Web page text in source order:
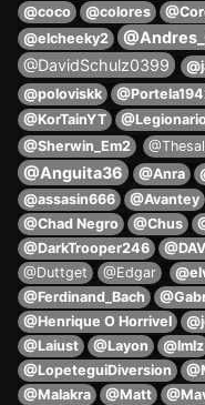
@coco
@colores
@elcheeky2
@DavidSchulz0399
@poloviskk
@KorTainYT
@Sherwin_Em2
@Anguita36
@Anra
@assasin666
@Avantey
@Chad Negro @Chus
@DarkTrooper246
@Duttget
@Edgar
@Ferdinand_Bach
@Henrique O Horrivel
@Laiust
@Layon @lmlz
@LopeteguiDiversion
@Malakra
@Matt